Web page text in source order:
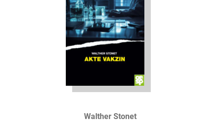
Walther Stonet